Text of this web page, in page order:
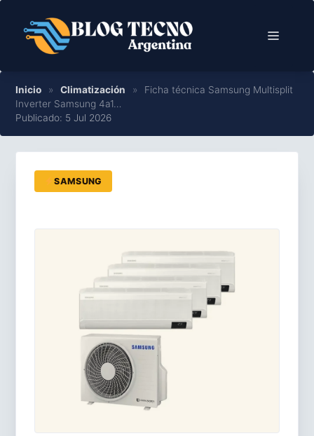
contenido
Menú
Inicio » Climatización »
Ficha técnica Samsung Multisplit
Inverter Samsung 4a1…
Publicado: 5 Jul 2026
SAMSUNG